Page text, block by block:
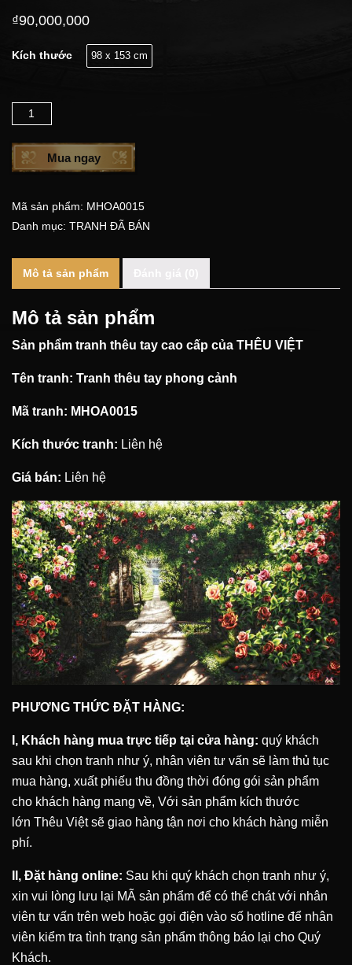
₫90,000,000
Kích thước 98 x 153 cm
Số lượng
Mua ngay
Mã sản phẩm: MHOA0015
Danh mục: TRANH ĐÃ BÁN
Mô tả sản phẩm
Mô tả sản phẩm
Sản phẩm tranh thêu tay cao cấp của THÊU VIỆT
Tên tranh: Tranh thêu tay phong cảnh
Mã tranh: MHOA0015
Kích thước tranh: Liên hệ
Giá bán: Liên hệ
PHƯƠNG THỨC ĐẶT HÀNG:
I, Khách hàng mua trực tiếp tại cửa hàng: quý khách
sau khi chọn tranh như ý, nhân viên tư vấn sẽ làm thủ tục
mua hàng, xuất phiếu thu đồng thời đóng gói sản phẩm
cho khách hàng mang về, Với sản phẩm kích thước
lớn Thêu Việtsẽ giao hàng tận nơi cho khách hàng miễn
phí.
II, Đặt hàng online: Sau khi quý khách chọn tranh như ý,
xin vui lòng lưu lại MÃ sản phẩm để có thể chát với nhân
viên tư vấn trên web hoặc gọi điện vào số hotline để nhân
viên kiểm tra tình trạng sản phẩm thông báo lại cho Quý
Khách.